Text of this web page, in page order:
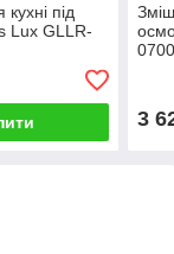
під
Lux GLLR-
3